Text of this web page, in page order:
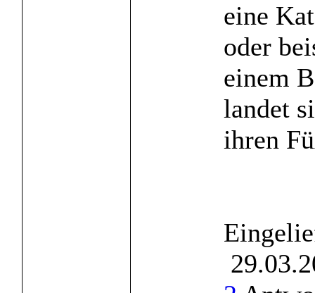
eine
oder
einem
landet
ihren